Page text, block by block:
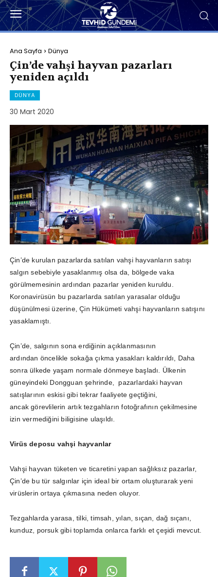
Ana Sayfa Dünya
Çin’de vahşi hayvan pazarları
yeniden açıldı
DÜNYA
30 Mart 2020
Çin’de kurulan pazarlarda satılan vahşi hayvanların satışı
salgın sebebiyle yasaklanmış olsa da, bölgede vaka
görülmemesinin ardından pazarlar yeniden kuruldu.
Koronavirüsün bu pazarlarda satılan yarasalar olduğu
düşünülmesi üzerine, Çin Hükümeti vahşi hayvanların satışını
yasaklamıştı.
Çin’de, salgının sona erdiğinin açıklanmasının
ardından öncelikle sokağa çıkma yasakları kaldırıldı, Daha
sonra ülkede yaşam normale dönmeye başladı. Ülkenin
güneyindeki Dongguan şehrinde, pazarlardaki hayvan
satışlarının eskisi gibi tekrar faaliyete geçtiğini,
ancak görevlilerin artık tezgahların fotoğrafının çekilmesine
izin vermediğini biligisine ulaşıldı.
Virüs deposu vahşi hayvanlar
Vahşi hayvan tüketen ve ticaretini yapan sağlıksız pazarlar,
Çin’de bu tür salgınlar için ideal bir ortam oluşturarak yeni
virüslerin ortaya çıkmasına neden oluyor.
Tezgahlarda yarasa, tilki, timsah, yılan, sıçan, dağ sıçanı,
kunduz, porsuk gibi toplamda onlarca farklı et çeşidi mevcut.